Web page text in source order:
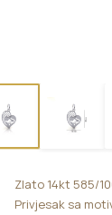
Zlato 14kt 585/
Privjesak sa